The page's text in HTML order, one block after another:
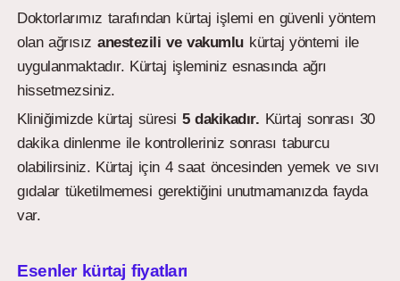
Doktorlarımız tarafından kürtaj işlemi en güvenli yöntem
olan ağrısızanestezili ve vakumlukürtaj yöntemi ile
uygulanmaktadır. Kürtaj işleminiz esnasında ağrı
hissetmezsiniz.
Kliniğimizde kürtaj süresi 5 dakikadır. Kürtaj sonrası 30
dakika dinlenme ile kontrolleriniz sonrası taburcu
olabilirsiniz. Kürtaj için 4 saat öncesinden yemek ve sıvı
gıdalar tüketilmemesi gerektiğini unutmamanızda fayda
var.
Esenler kürtaj fiyatları